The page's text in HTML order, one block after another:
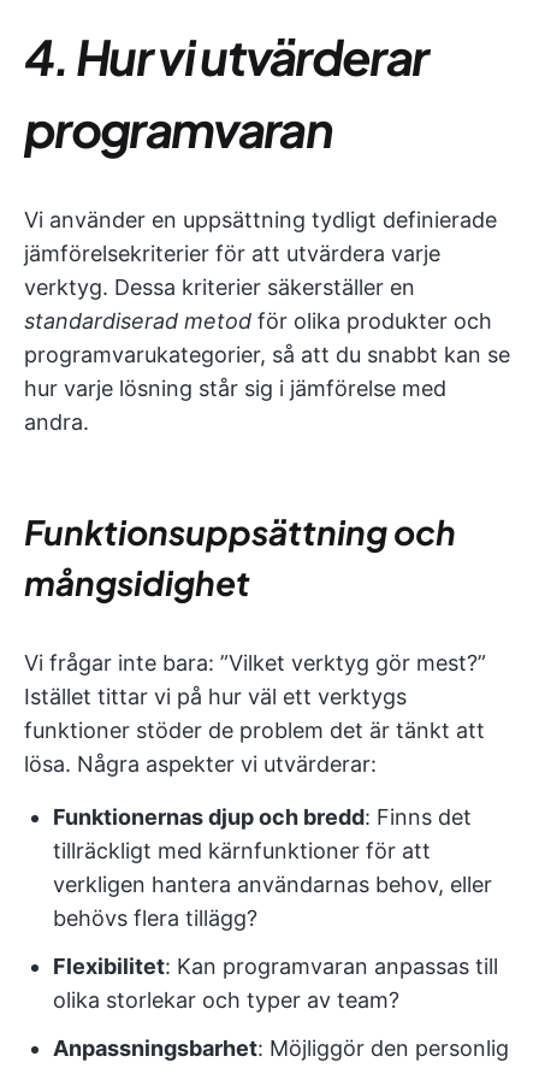
4. Hur vi utvärderar
programvaran
Vi använder en uppsättning tydligt definierade
jämförelsekriterier för att utvärdera varje
verktyg. Dessa kriterier säkerställer en
standardiserad metod för olika produkter och
programvarukategorier, så att du snabbt kan se
hur varje lösning står sig i jämförelse med
andra.
Funktionsuppsättning och
mångsidighet
Vi frågar inte bara: ”Vilket verktyg gör mest?”
Istället tittar vi på hur väl ett verktygs
funktioner stöder de problem det är tänkt att
lösa. Några aspekter vi utvärderar:
Funktionernas djup och bredd: Finns det
tillräckligt med kärnfunktioner för att
verkligen hantera användarnas behov, eller
behövs flera tillägg?
Flexibilitet: Kan programvaran anpassas till
olika storlekar och typer av team?
Anpassningsbarhet: Möjliggör den personlig